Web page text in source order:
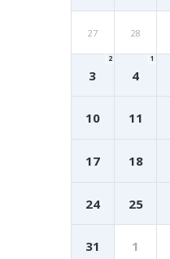
27 28
3
2
4
1
10 11
17 18
24 25
31 1